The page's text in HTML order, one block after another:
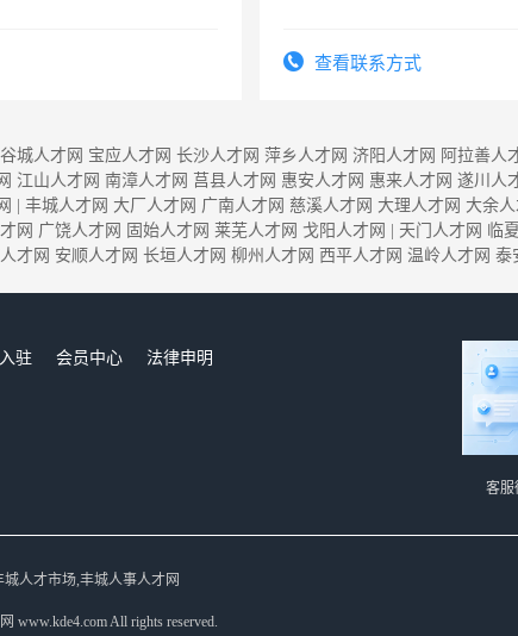
查看联系方式
谷城人才网 宝应人才网 长沙人才网 萍乡人才网 济阳人才网 阿拉善人
江山人才网 南漳人才网 莒县人才网 惠安人才网 惠来人才网 遂川人
丰城人才网 大厂人才网 广南人才网 慈溪人才网 大理人才网 大余人
网 广饶人才网 固始人才网 莱芜人才网 戈阳人才网 天门人才网 临
才网 安顺人才网 长垣人才网 柳州人才网 西平人才网 温岭人才网 泰
驻 会员中心
法律申明
客服
人才市场,丰城人事人才网
www.kde4.com All rights reserved.